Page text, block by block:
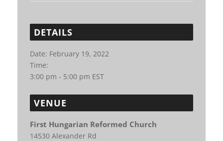
DETAILS
Date: February 19, 2022
Time:
3:00 pm - 5:00 pm EST
VENUE
First Hungarian Reformed Church
14530 Alexander Rd